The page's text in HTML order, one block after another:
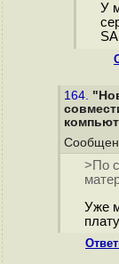
У
164.
>По
Уже